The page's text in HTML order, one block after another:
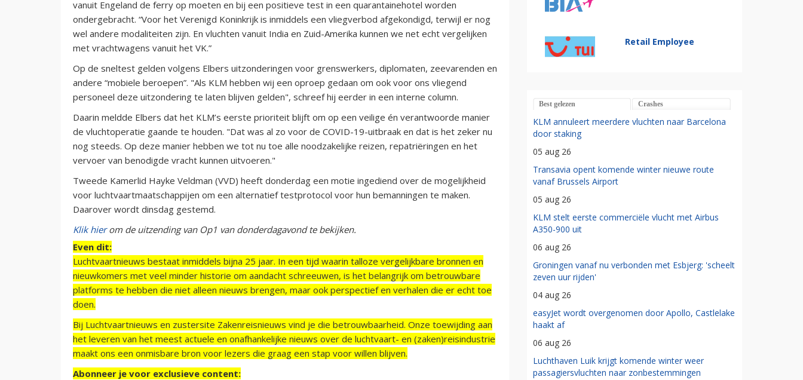
vanuit Engeland de ferry op moeten en bij een positieve test in een quarantainehotel worden
ondergebracht. “Voor het Verenigd Koninkrijk is inmiddels een vliegverbod afgekondigd, terwijl er nog
wel andere modaliteiten zijn. En vluchten vanuit India en Zuid-Amerika kunnen we net echt vergelijken
met vrachtwagens vanuit het VK.”
Op de sneltest gelden volgens Elbers uitzonderingen voor grenswerkers, diplomaten, zeevarenden en
andere “mobiele beroepen”. "Als KLM hebben wij een oproep gedaan om ook voor ons vliegend
personeel deze uitzondering te laten blijven gelden", schreef hij eerder in een interne column.
Daarin meldde Elbers dat het KLM’s eerste prioriteit blijft om op een veilige én verantwoorde manier
de vluchtoperatie gaande te houden. "Dat was al zo voor de COVID-19-uitbraak en dat is het zeker nu
nog steeds. Op deze manier hebben we tot nu toe alle noodzakelijke reizen, repatriëringen en het
vervoer van benodigde vracht kunnen uitvoeren."
Tweede Kamerlid Hayke Veldman (VVD) heeft donderdag een motie ingediend over de mogelijkheid
voor luchtvaartmaatschappijen om een alternatief testprotocol voor hun bemanningen te maken.
Daarover wordt dinsdag gestemd.
Klik hierom de uitzending van Op1 van donderdagavond te bekijken.
Even dit:
Luchtvaartnieuws bestaat inmiddels bijna 25 jaar. In een tijd waarin talloze vergelijkbare bronnen en
nieuwkomers met veel minder historie om aandacht schreeuwen, is het belangrijk om betrouwbare
platforms te hebben die niet alleen nieuws brengen, maar ook perspectief en verhalen die er echt toe
doen.
Bij Luchtvaartnieuws en zustersite Zakenreisnieuws vind je die betrouwbaarheid. Onze toewijding aan
het leveren van het meest actuele en onafhankelijke nieuws over de luchtvaart- en (zaken)reisindustrie
maakt ons een onmisbare bron voor lezers die graag een stap voor willen blijven.
Abonneer je voor exclusieve content:
Retail Employee
Best gelezen Crashes
KLM annuleert meerdere vluchten naar Barcelona
door staking
05 aug 26
Transavia opent komende winter nieuwe route
vanaf Brussels Airport
05 aug 26
KLM stelt eerste commerciële vlucht met Airbus
A350-900 uit
06 aug 26
Groningen vanaf nu verbonden met Esbjerg: 'scheelt
zeven uur rijden'
04 aug 26
easyJet wordt overgenomen door Apollo, Castlelake
haakt af
06 aug 26
Luchthaven Luik krijgt komende winter weer
passagiersvluchten naar zonbestemmingen